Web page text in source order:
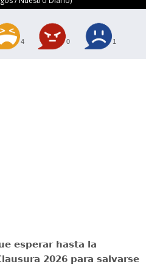
4 0 1
esperar hasta la
2026 para salvarse